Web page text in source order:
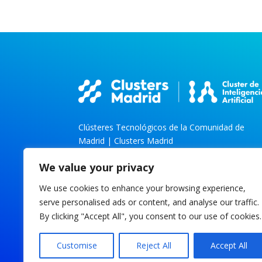
We value your privacy
We use cookies to enhance your browsing experience,
serve personalised ads or content, and analyse our traffic.
By clicking "Accept All", you consent to our use of cookies.
Customise Reject All Accept All
Clústeres Tecnológicos de la Comunidad de
Madrid | Clusters Madrid
Parque Tecnológico de la Universidad
Av. Gregorio Peces-Barba, 1
info@iaclustermadrid.org